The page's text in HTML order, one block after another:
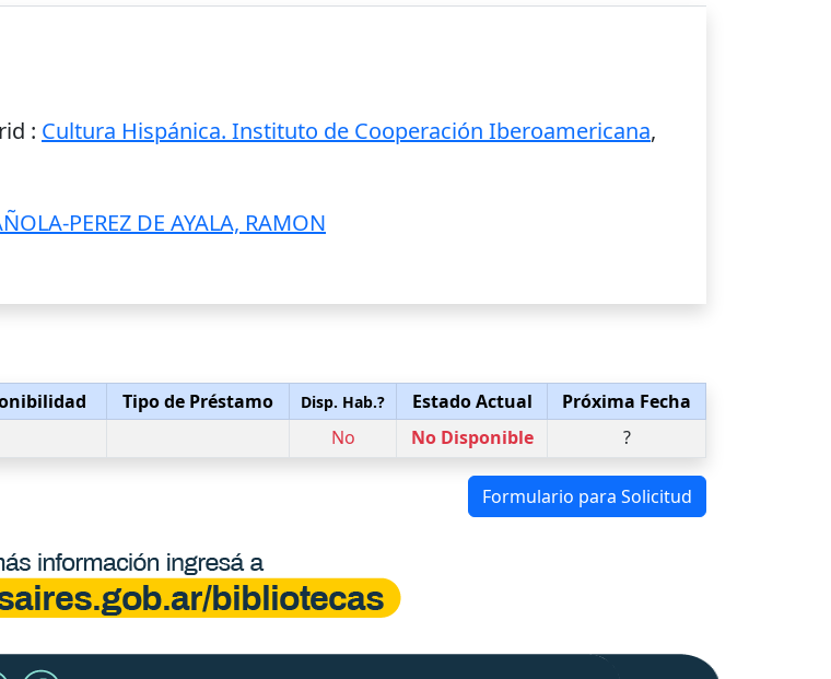
: Cultura Hispánica. Instituto de Cooperación Iberoamericana,
PEREZ DE AYALA, RAMON
Tipo de Préstamo Disp. Hab.? Estado Actual
Próxima Fecha
No No Disponible ?
Formulario para Solicitud